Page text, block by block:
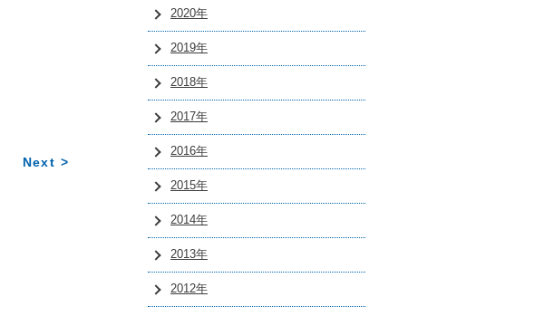
Next >
2020年
2019年
2018年
2017年
2016年
2015年
2014年
2013年
2012年